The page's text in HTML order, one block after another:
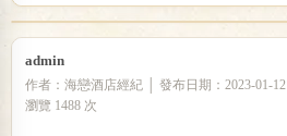
admin
作者：海戀酒店經紀 │ 發布日期：2023-01-
瀏覽 1488 次